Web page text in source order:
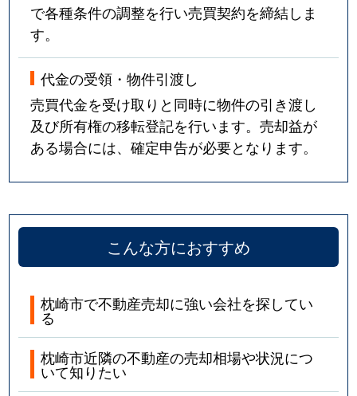
で各種条件の調整を行い売買契約を締結しま
す。
代金の受領・物件引渡し
売買代金を受け取りと同時に物件の引き渡し
及び所有権の移転登記を行います。売却益が
ある場合には、確定申告が必要となります。
こんな方におすすめ
枕崎市で不動産売却に強い会社を探してい
る
枕崎市近隣の不動産の売却相場や状況につ
いて知りたい